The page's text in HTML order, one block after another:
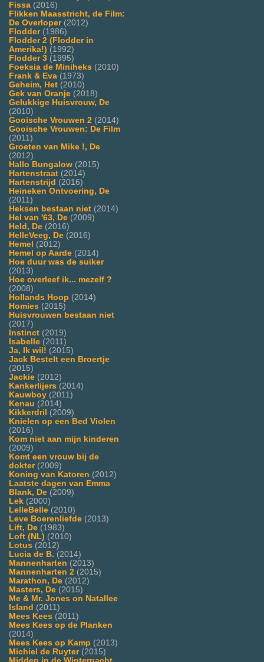
Fissa (2016)
Flikken Maasstricht, de Film:
De Overloper(2012)
Flodder(1986)
Flodder 2 (Flodder in
Amerika!) (1992)
Flodder 3 (1995)
Foeksia de Miniheks (2010)
Frank & Eva (1973)
Geheim, Het (2010)
Gek van Oranje (2018)
Gelukkige Huisvrouw, De
(2010)
Gooische Vrouwen 2 (2014)
Gooische Vrouwen: De Film
(2011)
Groeten van Mike !, De
(2012)
Hallo Bungalow (2015)
Hartenstraat (2014)
Hartenstrijd (2016)
Heineken Ontvoering, De
(2011)
Heksen bestaan niet (2014)
Hel van '63, De (2009)
Held, De (2016)
HelleVeeg, De (2016)
Hemel (2012)
Hemel op Aarde (2014)
Hoe duur was de suiker
(2013)
Hoe overleef ik... mezelf ?
(2008)
Hollands Hoop (2014)
Homies (2015)
Huisvrouwen bestaan niet
(2017)
Instinct (2019)
Isabelle (2011)
Ja, Ik wil! (2015)
Jack Bestelt een Broertje
(2015)
Jackie (2012)
Kankerlijers (2014)
Kauwboy (2011)
Kenau (2014)
Kikkerdril
(2009)
Knielen op een Bed Violen
(2016)
Kom niet aan mijn kinderen
(2009)
Komt een vrouw bij de
dokter(2009)
Koning van Katoren (2012)
Laatste dagen van Emma
Blank, De (2009)
Lek (2000)
LelleBelle (2010)
Leve Boerenliefde (2013)
Lift, De (1983)
Loft (NL) (2010)
Lotus (2012)
Lucia de B. (2014)
Mannenharten (2013)
Mannenharten 2 (2015)
Marathon, De (2012)
Masters, De (2015)
Me & Mr. Jones on Natallee
Island (2011)
Mees Kees (2011)
Mees Kees op de Planken
(2014)
Mees Kees op Kamp (2013)
Michiel de Ruyter(2015)